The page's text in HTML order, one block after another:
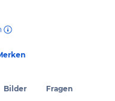
Bilder Fragen